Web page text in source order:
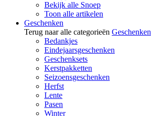
Bekijk alle Snoep
Toon alle artikelen
Geschenken
Terug naar alle categorieën Geschenken
Bedankjes
Eindejaarsgeschenken
Geschenksets
Kerstpakketten
Seizoensgeschenken
Herfst
Lente
Pasen
Winter